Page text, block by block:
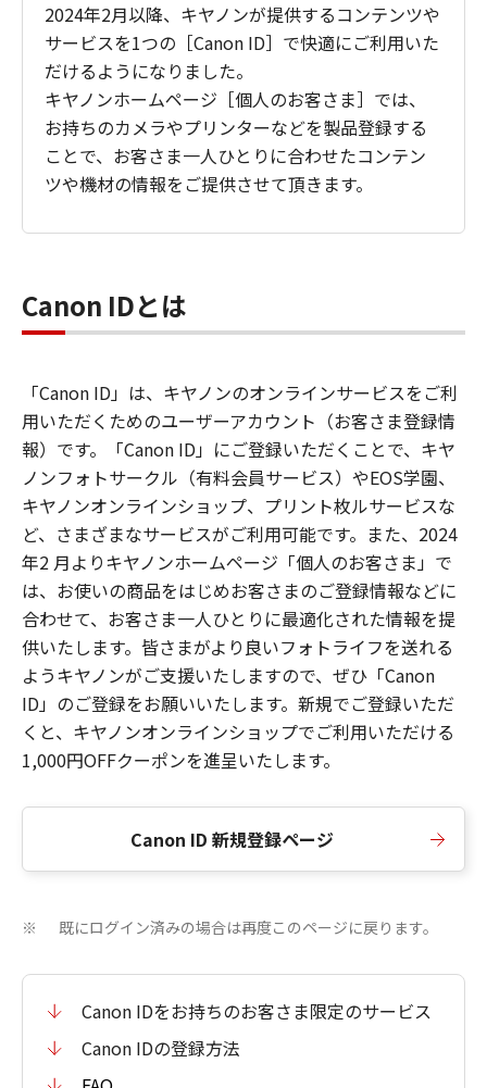
2024年2月以降、キヤノンが提供するコンテンツや
サービスを1つの［Canon ID］で快適にご利用いた
だけるようになりました。
キヤノンホームページ［個人のお客さま］では、
お持ちのカメラやプリンターなどを製品登録する
ことで、お客さま一人ひとりに合わせたコンテン
ツや機材の情報をご提供させて頂きます。
Canon IDとは
「Canon ID」は、キヤノンのオンラインサービスをご利
用いただくためのユーザーアカウント（お客さま登録情
報）です。「Canon ID」にご登録いただくことで、キヤ
ノンフォトサークル（有料会員サービス）やEOS学園、
キヤノンオンラインショップ、プリント枚ルサービスな
ど、さまざまなサービスがご利用可能です。また、2024
年2 月よりキヤノンホームページ「個人のお客さま」で
は、お使いの商品をはじめお客さまのご登録情報などに
合わせて、お客さま一人ひとりに最適化された情報を提
供いたします。皆さまがより良いフォトライフを送れる
ようキヤノンがご支援いたしますので、ぜひ「Canon
ID」のご登録をお願いいたします。新規でご登録いただ
くと、キヤノンオンラインショップでご利用いただける
1,000円OFFクーポンを進呈いたします。
Canon ID 新規登録ページ
※ 既にログイン済みの場合は再度このページに戻ります。
Canon IDをお持ちのお客さま限定のサービス
Canon IDの登録方法